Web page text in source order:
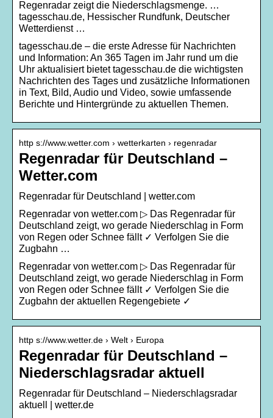
Regenradar zeigt die Niederschlagsmenge. …
tagesschau.de, Hessischer Rundfunk, Deutscher
Wetterdienst …
tagesschau.de – die erste Adresse für Nachrichten
und Information: An 365 Tagen im Jahr rund um die
Uhr aktualisiert bietet tagesschau.de die wichtigsten
Nachrichten des Tages und zusätzliche Informationen
in Text, Bild, Audio und Video, sowie umfassende
Berichte und Hintergründe zu aktuellen Themen.
http s://www.wetter.com › wetterkarten › regenradar
Regenradar für Deutschland –
Wetter.com
Regenradar für Deutschland | wetter.com
Regenradar von wetter.com ▷ Das Regenradar für
Deutschland zeigt, wo gerade Niederschlag in Form
von Regen oder Schnee fällt ✓ Verfolgen Sie die
Zugbahn …
Regenradar von wetter.com ▷ Das Regenradar für
Deutschland zeigt, wo gerade Niederschlag in Form
von Regen oder Schnee fällt ✓ Verfolgen Sie die
Zugbahn der aktuellen Regengebiete ✓
http s://www.wetter.de › Welt › Europa
Regenradar für Deutschland –
Niederschlagsradar aktuell
Regenradar für Deutschland – Niederschlagsradar
aktuell | wetter.de